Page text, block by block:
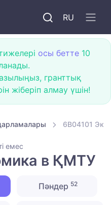
RU
осы бетте 10
гранттық
жіберіп алмау үшін!
6B04101
емес
в ҚМТУ
Пәндер 52